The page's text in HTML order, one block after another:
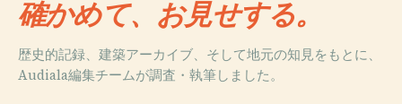
確かめて、お見せする。
歴史的記録、建築アーカイブ、そして地元の知見をもとに、
Audiala編集チームが調査・執筆しました。